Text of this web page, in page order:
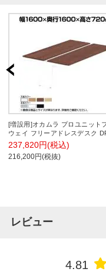
[増設用]オカムラ プロユニット
ウェイ フリーアドレスデスク
両面ジョイント パネル脚 配線カ
式 幅1600×奥行1600×高さ
237,820円(税込)
216,200円(税抜)
レビュー
4.81